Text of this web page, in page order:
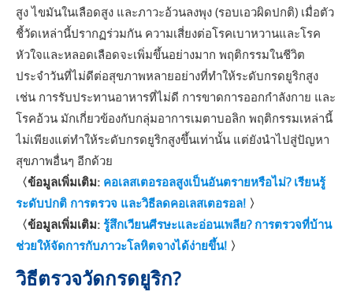
สูง ไขมันในเลือดสูง และภาวะอ้วนลงพุง (รอบเอวผิดปกติ) เมื่อตัว
ชี้วัดเหล่านี้ปรากฏร่วมกัน ความเสี่ยงต่อโรคเบาหวานและโรค
หัวใจและหลอดเลือดจะเพิ่มขึ้นอย่างมาก พฤติกรรมในชีวิต
ประจำวันที่ไม่ดีต่อสุขภาพหลายอย่างที่ทำให้ระดับกรดยูริกสูง
เช่น การรับประทานอาหารที่ไม่ดี การขาดการออกกำลังกาย และ
โรคอ้วน มักเกี่ยวข้องกับกลุ่มอาการเมตาบอลิก พฤติกรรมเหล่านี้
ไม่เพียงแต่ทำให้ระดับกรดยูริกสูงขึ้นเท่านั้น แต่ยังนำไปสู่ปัญหา
สุขภาพอื่นๆ อีกด้วย
〈ข้อมูลเพิ่มเติม: คอเลสเตอรอลสูงเป็นอันตรายหรือไม่? เรียนรู้
ระดับปกติ การตรวจ และวิธีลดคอเลสเตอรอล! 〉
〈ข้อมูลเพิ่มเติม: รู้สึกเวียนศีรษะและอ่อนเพลีย? การตรวจที่บ้าน
ช่วยให้จัดการกับภาวะโลหิตจางได้ง่ายขึ้น! 〉
วิธีตรวจวัดกรดยูริก?